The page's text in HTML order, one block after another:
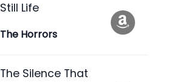
Still Life
The Horrors
The Silence That